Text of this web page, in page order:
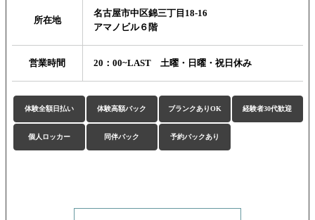
所在地
名古屋市中区錦三丁目18-16
アマノビル６階
営業時間 20：00~LAST 土曜・日曜・祝日休み
体験全額日払い 体験高額バック ブランクありOK 経験者30代歓迎
個人ロッカー 同伴バック 予約バックあり